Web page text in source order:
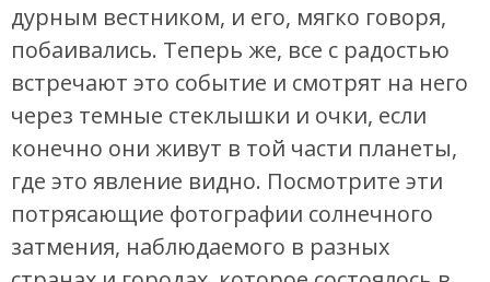
дурным вестником, и его, мягко говоря,
побаивались. Теперь же, все с радостью
встречают это событие и смотрят на него
через темные стеклышки и очки, если
конечно они живут в той части планеты,
где это явление видно. Посмотрите эти
потрясающие фотографии солнечного
затмения, наблюдаемого в разных